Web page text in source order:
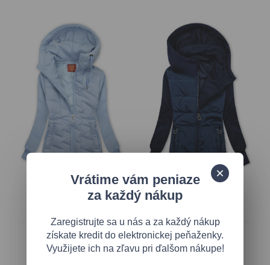
Svetlomodrá prešívaná
28,70 €
Tmavomodrá zateplená
24,65 €
Vrátime vám peniaze
za každý nákup
Zaregistrujte sa u nás a za každý nákup
získate kredit do elektronickej peňaženky.
Využijete ich na zľavu pri ďalšom nákupe!